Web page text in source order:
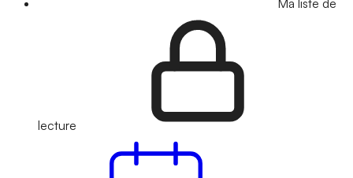
Ma liste de
lecture